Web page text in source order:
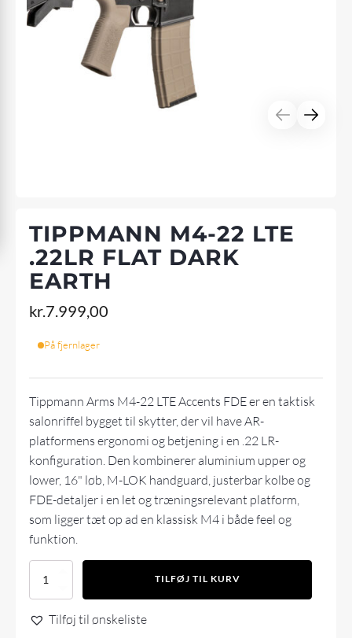
TIPPMANN M4-22 LTE
.22LR FLAT DARK
EARTH
kr.7.999,00
På fjernlager
Tippmann Arms M4-22 LTE Accents FDE er en taktisk
salonriffel bygget til skytter, der vil have AR-
platformens ergonomi og betjening i en .22 LR-
konfiguration. Den kombinerer aluminium upper og
lower, 16" løb, M-LOK handguard, justerbar kolbe og
FDE-detaljer i en let og træningsrelevant platform,
som ligger tæt op ad en klassisk M4 i både feel og
funktion.
Tippmann
22
LTE
TILFØJ TIL KURV
Tilføj til ønskeliste